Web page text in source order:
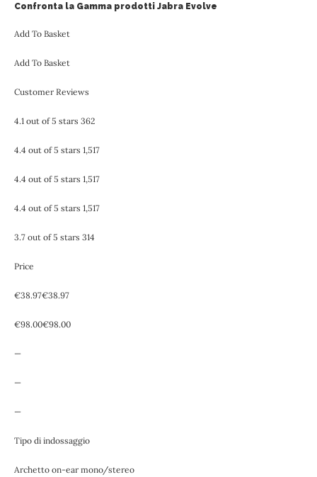
Confronta la Gamma prodotti Jabra Evolve
Add To Basket
Add To Basket
Customer Reviews
4.1 out of 5 stars 362
4.4 out of 5 stars 1,517
4.4 out of 5 stars 1,517
4.4 out of 5 stars 1,517
3.7 out of 5 stars 314
Price
€38.97€38.97
€98.00€98.00
—
—
—
Tipo di indossaggio
Archetto on-ear mono/stereo